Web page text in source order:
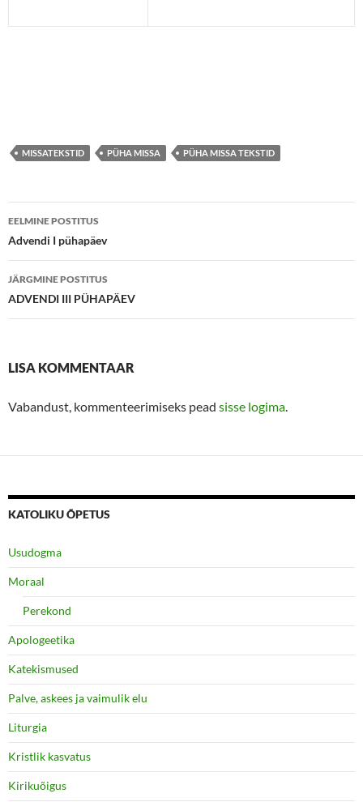
MISSATEKSTID PÜHA MISSA PÜHA MISSA TEKSTID
Postituste
töölaud
EELMINE POSTITUS
Advendi I pühapäev
JÄRGMINE POSTITUS
ADVENDI III PÜHAPÄEV
LISA KOMMENTAAR
Vabandust, kommenteerimiseks pead sisse logima
KATOLIKU ÕPETUS
Usudogma
Moraal
Perekond
Apologeetika
Katekismused
Palve, askees ja vaimulik elu
Liturgia
Kristlik kasvatus
Kirikuõigus